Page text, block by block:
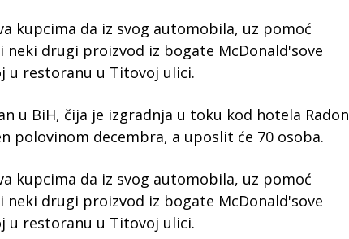
kupcima da iz svog automobila, uz pomoć
drugi proizvod iz bogate McDonald'sove
u restoranu u Titovoj ulici.
u BiH, čija je izgradnja u toku kod hotela Radon
polovinom decembra, a uposlit će 70 osoba.
kupcima da iz svog automobila, uz pomoć
drugi proizvod iz bogate McDonald'sove
u restoranu u Titovoj ulici.